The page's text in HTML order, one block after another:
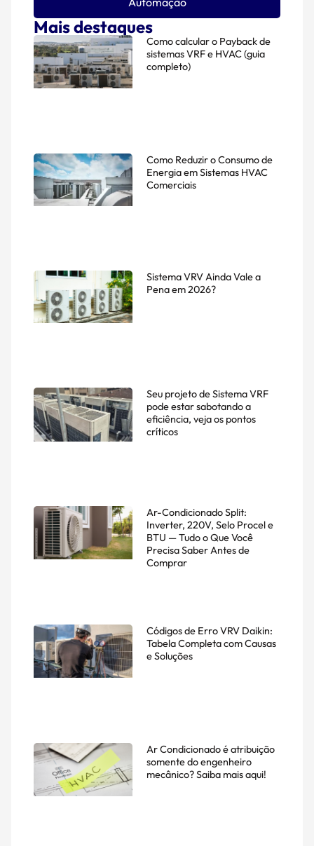
Mais destaques
Como calcular o Payback de
sistemas VRF e HVAC (guia
completo)
Como Reduzir o Consumo de
Energia em Sistemas HVAC
Comerciais
Sistema VRV Ainda Vale a
Pena em 2026?
Seu projeto de Sistema VRF
pode estar sabotando a
eficiência, veja os pontos
críticos
Ar-Condicionado Split:
Inverter, 220V, Selo Procel e
BTU — Tudo o Que Você
Precisa Saber Antes de
Comprar
Códigos de Erro VRV Daikin:
Tabela Completa com Causas
e Soluções
Ar Condicionado é atribuição
somente do engenheiro
mecânico? Saiba mais aqui!